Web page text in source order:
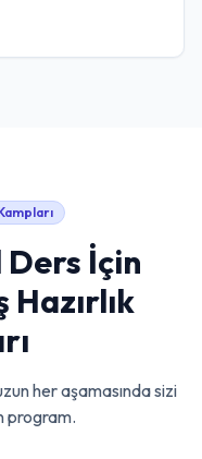
Ders İçin
Hazırlık
her aşamasında sizi
program.